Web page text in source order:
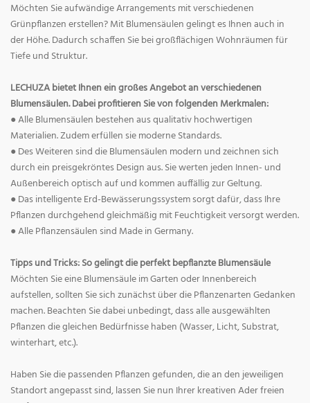
Möchten Sie aufwändige Arrangements mit verschiedenen
Grünpflanzen erstellen? Mit Blumensäulen gelingt es Ihnen auch in
der Höhe. Dadurch schaffen Sie bei großflächigen Wohnräumen für
Tiefe und Struktur.
LECHUZA bietet Ihnen ein großes Angebot an verschiedenen
Blumensäulen. Dabei profitieren Sie von folgenden Merkmalen:
● Alle Blumensäulen bestehen aus qualitativ hochwertigen
Materialien. Zudem erfüllen sie moderne Standards.
● Des Weiteren sind die Blumensäulen modern und zeichnen sich
durch ein preisgekröntes Design aus. Sie werten jeden Innen- und
Außenbereich optisch auf und kommen auffällig zur Geltung.
● Das intelligente Erd-Bewässerungssystem sorgt dafür, dass Ihre
Pflanzen durchgehend gleichmäßig mit Feuchtigkeit versorgt werden.
● Alle Pflanzensäulen sind Made in Germany.
Tipps und Tricks: So gelingt die perfekt bepflanzte Blumensäule
Möchten Sie eine Blumensäule im Garten oder Innenbereich
aufstellen, sollten Sie sich zunächst über die Pflanzenarten Gedanken
machen. Beachten Sie dabei unbedingt, dass alle ausgewählten
Pflanzen die gleichen Bedürfnisse haben (Wasser, Licht, Substrat,
winterhart, etc.).
Haben Sie die passenden Pflanzen gefunden, die an den jeweiligen
Standort angepasst sind, lassen Sie nun Ihrer kreativen Ader freien